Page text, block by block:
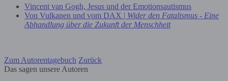
Vincent van Gogh, Jesus und der Emotionsautismus
Von Vulkanen und vom DAX | Wider den Fatalismus - Eine
Abhandlung über die Zukunft der Menschheit
Zum Autorentagebuch Zurück
Das sagen unsere Autoren